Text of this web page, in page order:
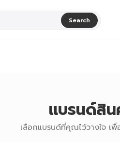
Search
แบรนด์สิน
เลือกแบรนด์ที่คุณไว้วางใจ เ